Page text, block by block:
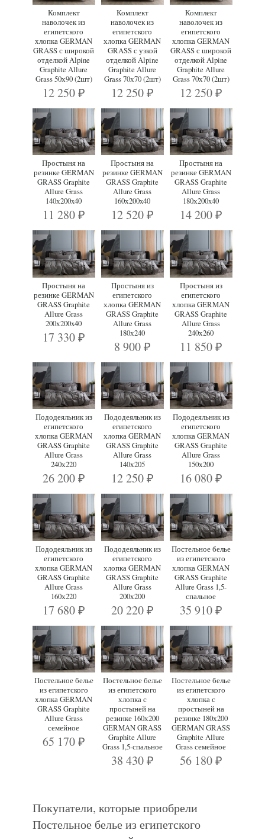
Комплект
наволочек из
египетского
хлопка GERMAN
GRASS с широкой
отделкой Alpine
Graphite Allure
Grass 50х90 (2шт)
12 250 ₽
Комплект
наволочек из
египетского
хлопка GERMAN
GRASS с узкой
отделкой Alpine
Graphite Allure
Grass 70х70 (2шт)
12 250 ₽
Комплект
наволочек из
египетского
хлопка GERMAN
GRASS с широкой
отделкой Alpine
Graphite Allure
Grass 70х70 (2шт)
12 250 ₽
Простыня на
резинке GERMAN
GRASS Graphite
Allure Grass
140х200x40
11 280 ₽
Простыня на
резинке GERMAN
GRASS Graphite
Allure Grass
160х200x40
12 520 ₽
Простыня на
резинке GERMAN
GRASS Graphite
Allure Grass
180х200x40
14 200 ₽
Простыня на
резинке GERMAN
GRASS Graphite
Allure Grass
200х200x40
17 330 ₽
Простыня из
египетского
хлопка GERMAN
GRASS Graphite
Allure Grass
180х240
8 900 ₽
Простыня из
египетского
хлопка GERMAN
GRASS Graphite
Allure Grass
240х260
11 850 ₽
Пододеяльник из
египетского
хлопка GERMAN
GRASS Graphite
Allure Grass
240х220
26 200 ₽
Пододеяльник из
египетского
хлопка GERMAN
GRASS Graphite
Allure Grass
140х205
12 250 ₽
Пододеяльник из
египетского
хлопка GERMAN
GRASS Graphite
Allure Grass
150х200
16 080 ₽
Пододеяльник из
египетского
хлопка GERMAN
GRASS Graphite
Allure Grass
160х220
17 680 ₽
Пододеяльник из
египетского
хлопка GERMAN
GRASS Graphite
Allure Grass
200х200
20 220 ₽
Постельное белье
из египетского
хлопка GERMAN
GRASS Graphite
Allure Grass 1,5-
спальное
35 910 ₽
Постельное белье
из египетского
хлопка GERMAN
GRASS Graphite
Allure Grass
семейное
65 170 ₽
Постельное белье
из египетского
хлопка с
простыней на
резинке 160х200
GERMAN GRASS
Graphite Allure
Grass 1,5-спальное
38 430 ₽
Постельное белье
из египетского
хлопка с
простыней на
резинке 180х200
GERMAN GRASS
Graphite Allure
Grass семейное
56 180 ₽
Покупатели, которые приобрели
Постельное белье из египетского